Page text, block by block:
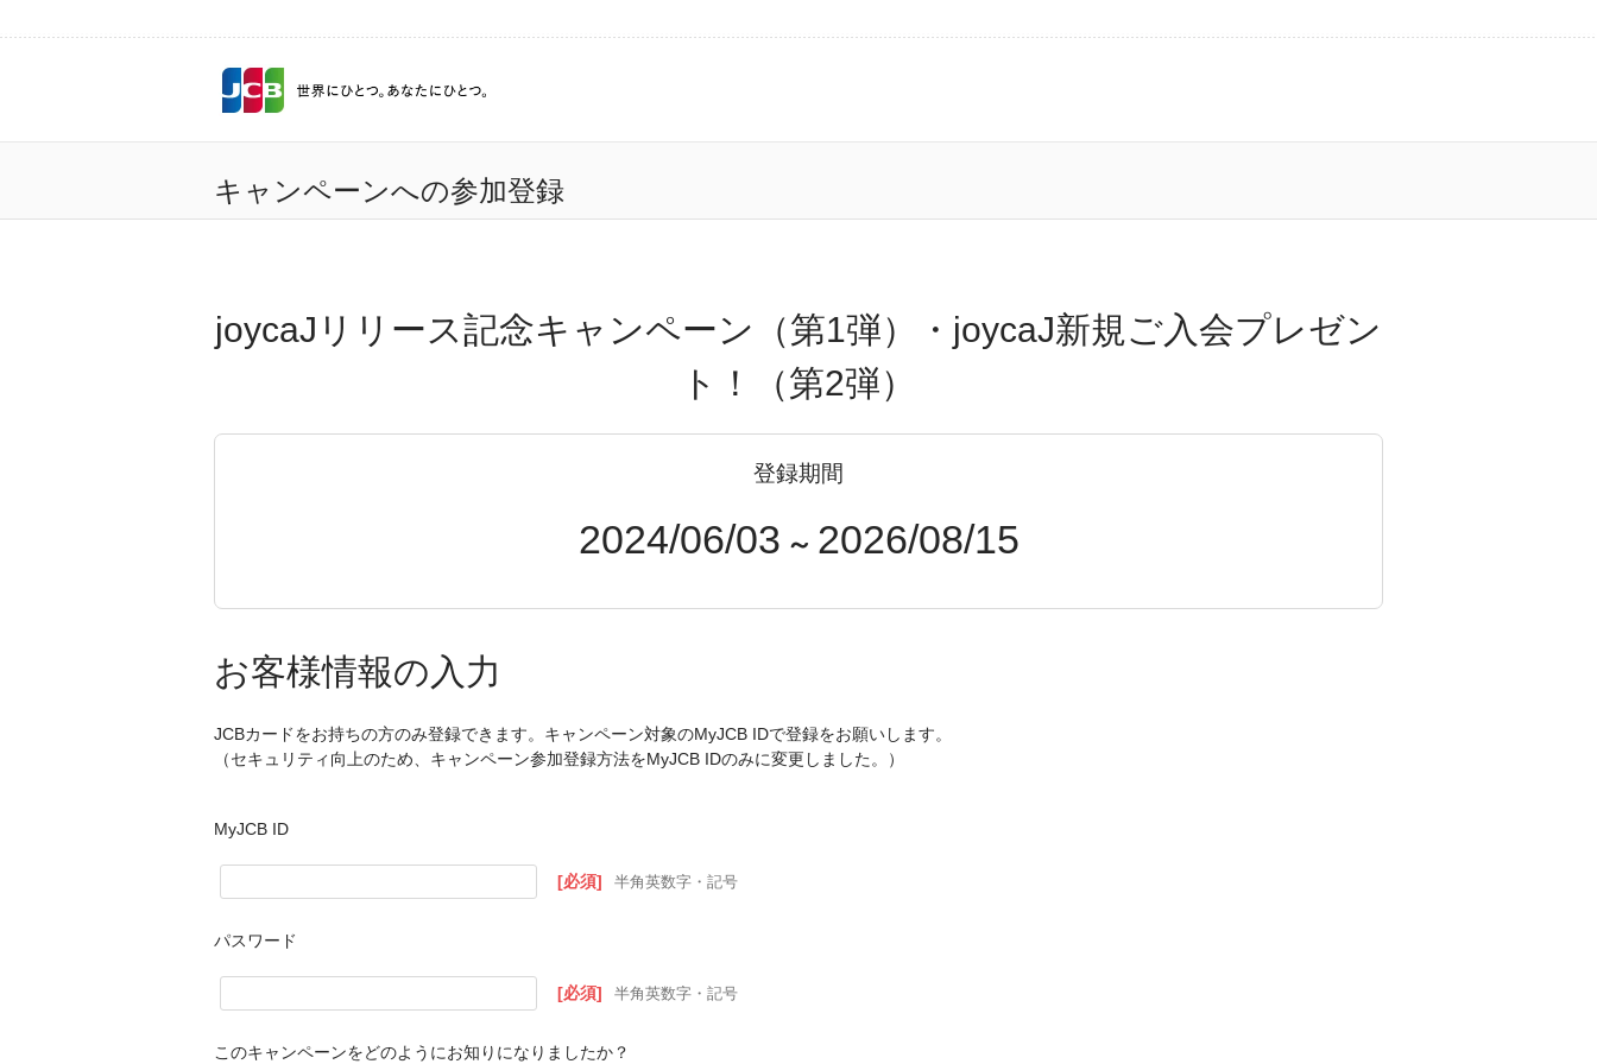
キャンペーンへの参加登録
joycaJリリース記念キャンペーン（第1弾）・joycaJ新規ご入会プレゼン
ト！（第2弾）
登録期間
2024/06/03 ～ 2026/08/15
お客様情報の入力
JCBカードをお持ちの方のみ登録できます。キャンペーン対象のMyJCB IDで登録をお願いします。
（セキュリティ向上のため、キャンペーン参加登録方法をMyJCB IDのみに変更しました。）
MyJCB ID
[必須] 半角英数字・記号
パスワード
[必須] 半角英数字・記号
このキャンペーンをどのようにお知りになりましたか？